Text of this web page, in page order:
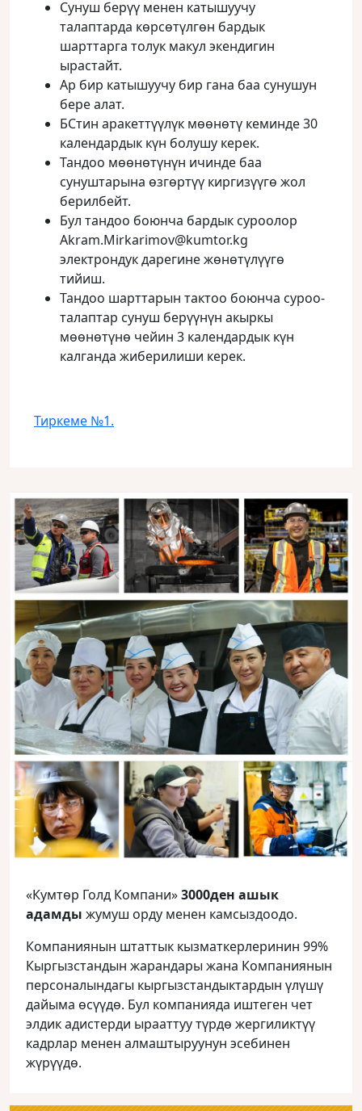
Сунуш берүү менен катышуучу
талаптарда көрсөтүлгөн бардык
шарттарга толук макул экендигин
ырастайт.
Ар бир катышуучу бир гана баа сунушун
бере алат.
БСтин аракеттүүлүк мөөнөтү кеминде 30
календардык күн болушу керек.
Тандоо мөөнөтүнүн ичинде баа
сунуштарына өзгөртүү киргизүүгө жол
берилбейт.
Бул тандоо боюнча бардык суроолор
Akram.Mirkarimov@kumtor.kg
электрондук дарегине жөнөтүлүүгө
тийиш.
Тандоо шарттарын тактоо боюнча суроо-
талаптар сунуш берүүнүн акыркы
мөөнөтүнө чейин 3 календардык күн
калганда жиберилиши керек.
Тиркеме №1.
«Кумтөр Голд Компани»3000ден ашык
адамды жумуш орду менен камсыздоодо.
Компаниянын штаттык кызматкерлеринин 99%
Кыргызстандын жарандары жана Компаниянын
персоналындагы кыргызстандыктардын үлүшү
дайыма өсүүдө. Бул компанияда иштеген чет
элдик адистерди ырааттуу түрдө жергиликтүү
кадрлар менен алмаштыруунун эсебинен
жүрүүдө.